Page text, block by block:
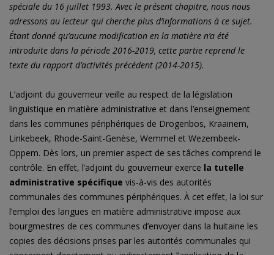
spéciale du 16 juillet 1993. Avec le présent chapitre, nous nous
adressons au lecteur qui cherche plus d’informations à ce sujet.
Étant donné qu’aucune modification en la matière n’a été
introduite dans la période 2016-2019, cette partie reprend le
texte du rapport d’activités précédent (2014-2015).
L’adjoint du gouverneur veille au respect de la législation
linguistique en matière administrative et dans l’enseignement
dans les communes périphériques de Drogenbos, Kraainem,
Linkebeek, Rhode-Saint-Genèse, Wemmel et Wezembeek-
Oppem. Dès lors, un premier aspect de ses tâches comprend le
contrôle. En effet, l’adjoint du gouverneur exerce la tutelle
administrative spécifique vis-à-vis des autorités
communales des communes périphériques. À cet effet, la loi sur
l’emploi des langues en matière administrative impose aux
bourgmestres de ces communes d’envoyer dans la huitaine les
copies des décisions prises par les autorités communales qui